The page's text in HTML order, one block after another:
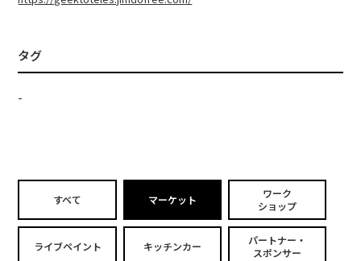
タグ
-
すべて マーケット
ワーク
ショップ
ライブペイント キッチンカー
パートナー・
スポンサー